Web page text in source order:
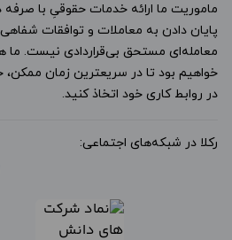
ماموریت ما ارائه خدمات حقوقیِ با صرفه
پایان دادن به معاملات و توافقات
معامله‌ای مستحق بی‌قراردادی نیست.
خواهیم بود تا در سریعترین زمان
در روابط کاری خود اتخاذ کنید.
رکلا در شبکه‌های اجتماعی: